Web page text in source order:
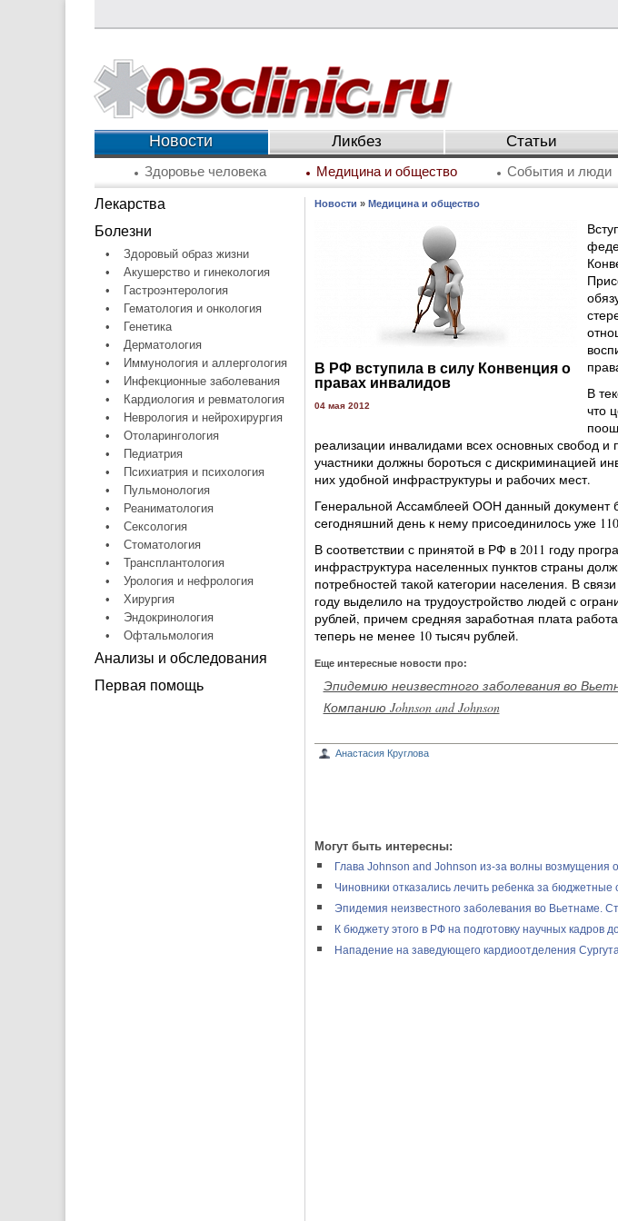
Новости Ликбез Статьи
Здоровье человека Медицина и общество События и люди
Лекарства
Болезни
•
Здоровый образ жизни
•
Акушерство и гинекология
•
Гастроэнтерология
•
Гематология и онкология
•
Генетика
•
Дерматология
•
Иммунология и аллергология
•
Инфекционные заболевания
•
Кардиология и ревматология
•
Неврология и нейрохирургия
•
Отоларингология
•
Педиатрия
•
Психиатрия и психология
•
Пульмонология
•
Реаниматология
•
Сексология
•
Стоматология
•
Трансплантология
•
Урология и нефрология
•
Хирургия
•
Эндокринология
•
Офтальмология
Анализы и обследования
Первая помощь
Новости » Медицина и общество
В РФ вступила в силу Конвенция о
правах инвалидов
04 мая 2012
В
что
реализации инвалидами всех основных свобод
участники должны бороться с дискриминацией
них удобной инфраструктуры и рабочих мест.
Генеральной Ассамблеей ООН данный документ
сегодняшний день к нему присоединилось уже
В соответствии с принятой в РФ в 2011 году
инфраструктура населенных пунктов страны
потребностей такой категории населения. В
году выделило на трудоустройство людей с
рублей, причем средняя заработная плата
теперь не менее 10 тысяч рублей.
Еще интересные новости про:
Эпидемию неизвестного заболевания во
Компанию Johnson and Johnson
Анастасия Круглова
Могут быть интересны:
Глава Johnson and Johnson из-за волны возмущения
Чиновники отказались лечить ребенка за бюджетные
Эпидемия неизвестного заболевания во Вьетнаме.
К бюджету этого в РФ на подготовку научных кадров
Нападение на заведующего кардиоотделения